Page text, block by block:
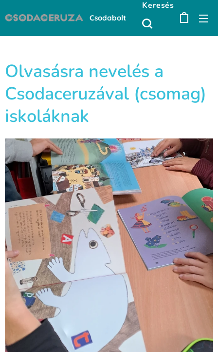
Csodabolt
Keresés
Olvasásra nevelés a
Csodaceruzával (csomag)
iskoláknak